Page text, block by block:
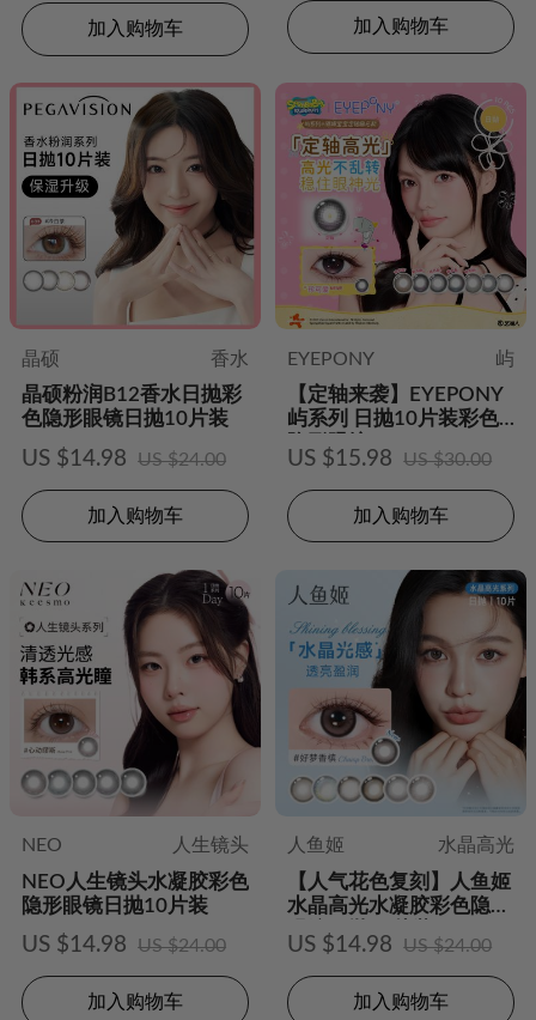
加入购物车 加入购物车
晶硕
香水
晶硕粉润B12香水日抛彩
色隐形眼镜日抛10片装
US $14.98 US $24.00
加入购物车
EYEPONY
屿
【定轴来袭】EYEPONY
屿系列 日抛10片装彩色
隐形眼镜
US $15.98 US $30.00
加入购物车
NEO
人生镜头
NEO人生镜头水凝胶彩色
隐形眼镜日抛10片装
US $14.98 US $24.00
加入购物车
人鱼姬
水晶高光
【人气花色复刻】人鱼姬
水晶高光水凝胶彩色隐形
眼镜日抛10片装
US $14.98 US $24.00
加入购物车